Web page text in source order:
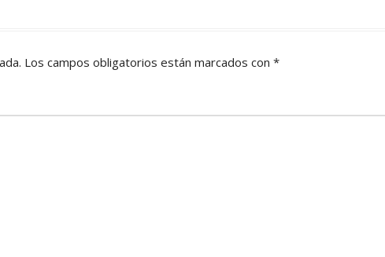
Los campos obligatorios están marcados con *